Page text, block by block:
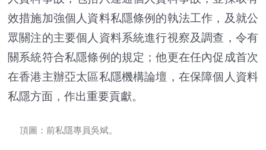
效措施加強個人資料私隱條例的執法工作，及就公
眾關注的主要個人資料系統進行視察及調查，令有
關系統符合私隱條例的規定；他更在任內促成首次
在香港主辦亞太區私隱機構論壇，在保障個人資料
私隱方面，作出重要貢獻。
頂圖：前私隱專員吳斌。